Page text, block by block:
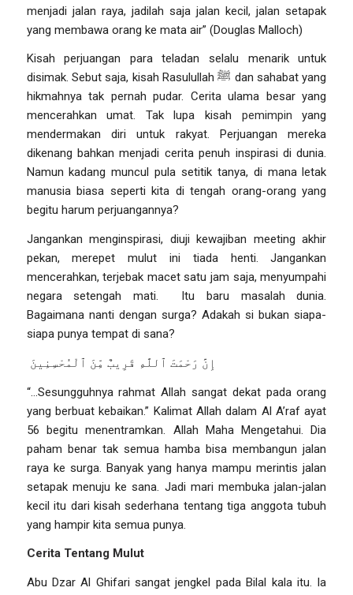
menjadi jalan raya, jadilah saja jalan kecil, jalan setapak
yang membawa orang ke mata air” (Douglas Malloch)
Kisah perjuangan para teladan selalu menarik untuk
disimak. Sebut saja, kisah Rasulullahﷺ dan sahabat yang
hikmahnya tak pernah pudar. Cerita ulama besar yang
mencerahkan umat. Tak lupa kisah pemimpin yang
mendermakan diri untuk rakyat. Perjuangan mereka
dikenang bahkan menjadi cerita penuh inspirasi di dunia.
Namun kadang muncul pula setitik tanya, di mana letak
manusia biasa seperti kita di tengah orang-orang yang
begitu harum perjuangannya?
Jangankan menginspirasi, diuji kewajiban meeting akhir
pekan,merepet mulut ini tiada henti. Jangankan
mencerahkan, terjebak macet satu jam saja, menyumpahi
negara setengah mati. Itu baru masalah dunia.
Bagaimana nanti dengan surga? Adakah si bukan siapa-
siapa punya tempat di sana?
إِنَّ رَحْمَتَ ٱللَّهِ قَرِيبٌ مِّنَ ٱلْمُحْسِنِينَ
“… Sesungguhnya rahmat Allah sangat dekat pada orang
yang berbuat kebaikan.” Kalimat Allah dalam Al A’raf ayat
56 begitu menentramkan
Allah Maha Mengetahui. Dia
paham benar tak semua hamba bisa membangun jalan
raya ke surga. Banyak yang hanya mampu merintis jalan
setapak menuju ke sana. Jadi mari membuka jalan-jalan
kecil itu dari kisah sederhana tentang tiga anggota tubuh
yang hampir kita semua punya.
CeritaTentang Mulut
Abu Dzar Al Ghifari sangat jengkel pada Bilal kala itu. Ia